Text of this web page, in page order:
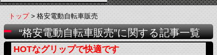
トップ> 格安電動自転車販売
“格安電動自転車販売”に関する記事一覧
HOTなグリップで快適です